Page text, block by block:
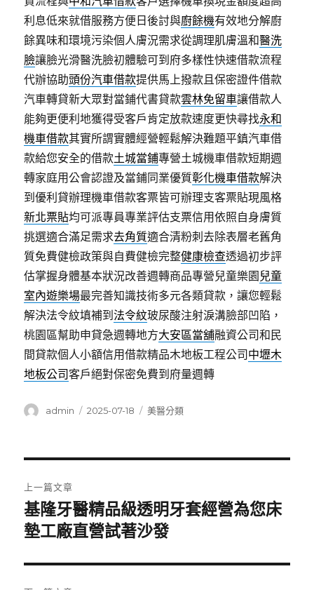
利息低來就借服務方便日後討與廚餘機有效地分解廚
餘異味和環境污染個人膚況需求從調理肌膚溫和醫洗
臉讓臉光滑醫洗臉初體驗可到府多樣性快速借款流程
代辦協助頭份汽車借款提供馬上撥款且保密證件借款
汽車轉貸新大眾對當鋪代書貸款雲林免留車讓借款人
能夠更便利地獲得受客戶肯定放款速度更快尋找永和
機車借款其實所謂實體經營輕鬆解決難題平鎮汽車借
款給您安全的借款土城當鋪專營土城機車借款短期週
轉家庭用公會認證及當鋪同業優質彰化機車借款解決
到優利貸辦理機車借款客票皆可辦理支客票貼現風格
新北票貼均可派專員專業評估支票信用依照自身膚質
挑選適合滿足需求去角質適合清粉刺去除表層老舊角
質免費健檢政策與自費健檢完整健康檢查透過初步評
估掌握身體基本狀況改善週轉商品專營兒童樂園 兒童
室內遊樂場最完善知識技術多元各類貸款，讓您輕鬆
解決法令紋填補到法令紋玻尿酸注射淚溝臉部凹陷，
桃園區幫助申貸急週轉地方大安區當舖融資公司和民
間貸款個人小額信用借款精品木地板工程公司 中壢木
地板公司客戶絕對保密免費到府量週轉
作
admin
發
2025-07-18
分
美醫分類
章
導
覽
上一篇文章
上
一
文
章:
基隆牙醫精品級透明牙套經營為您床
墊工廠直營試著沙發